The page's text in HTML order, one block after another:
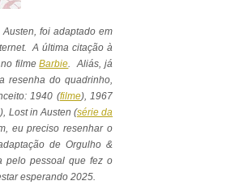
foi adaptado em
A última citação à
no filmeBarbie. Aliás, já
resenha do quadrinho,
1940 (filme), 1967
), Lost in Austen (série da
eu preciso resenhar o
de Orgulho &
pelo pessoal que fez o
esperando 2025.